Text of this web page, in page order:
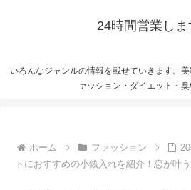
24時間営業し
いろんなジャンルの情報を載せていきます。
ァッション・ダイエット・臭
ホーム ファッション
トにおすすめの小銭入れを紹介！恋が叶う